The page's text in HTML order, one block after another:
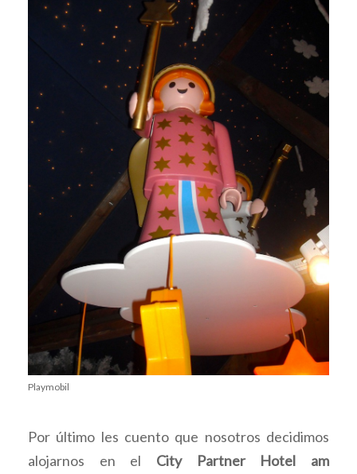
Playmobil
Por último les cuento que nosotros decidimos
alojarnos en el City Partner Hotel am